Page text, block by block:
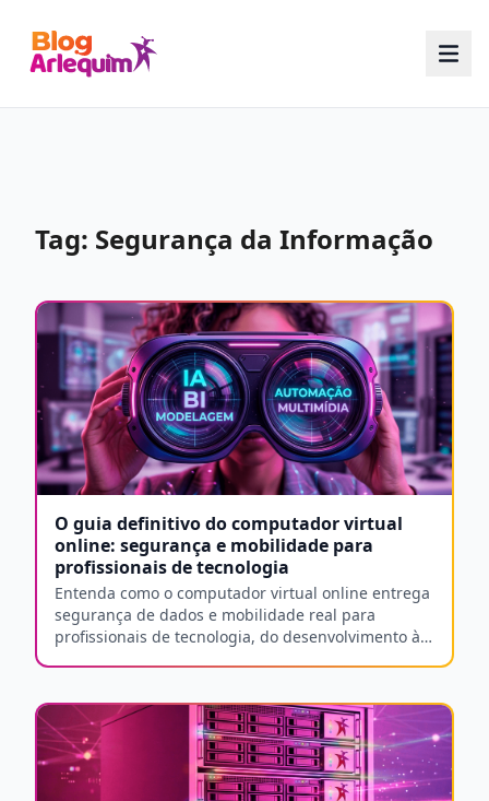
Tag: Segurança da Informação
O guia definitivo do computador virtual
online: segurança e mobilidade para
profissionais de tecnologia
Entenda como o computador virtual online entrega
segurança de dados e mobilidade real para
profissionais de tecnologia, do desenvolvimento à